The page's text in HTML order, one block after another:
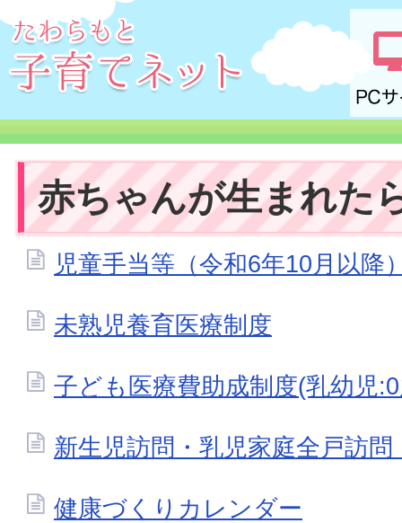
赤ちゃんが生まれた
児童手当等（令和6年10月以降
未熟児養育医療制度
子ども医療費助成制度(乳幼児
新生児訪問・乳児家庭全戸訪問
健康づくりカレンダー